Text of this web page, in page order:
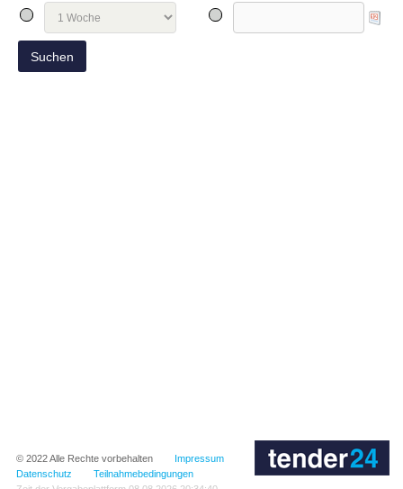
© 2022Alle Rechte vorbehalten
Impressum
Datenschutz
Teilnahmebedingungen